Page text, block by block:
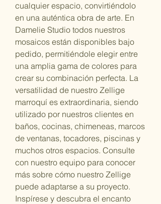
cualquier espacio, convirtiéndolo
en una auténtica obra de arte. En
Damelie Studio todos nuestros
mosaicos están disponibles bajo
pedido, permitiéndole elegir entre
una amplia gama de colores para
crear su combinación perfecta. La
versatilidad de nuestro Zellige
marroquí es extraordinaria, siendo
utilizado por nuestros clientes en
baños, cocinas, chimeneas, marcos
de ventanas, tocadores, piscinas y
muchos otros espacios. Consulte
con nuestro equipo para conocer
más sobre cómo nuestro Zellige
puede adaptarse a su proyecto.
Inspírese y descubra el encanto